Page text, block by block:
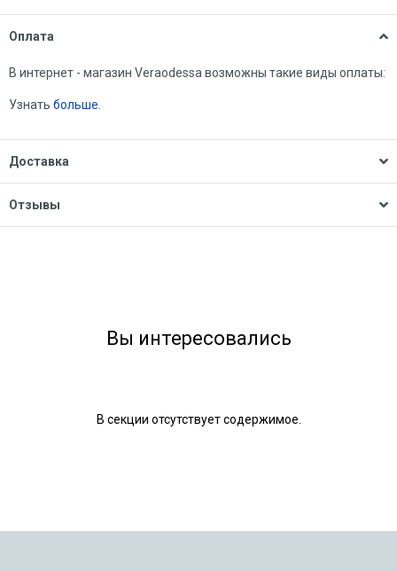
Оплата
В интернет - магазин Veraodessa возможны такие виды оплаты:
Узнать больше.
Доставка
Отзывы
Вы интересовались
В секции отсутствует содержимое.